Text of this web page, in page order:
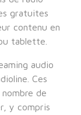
gratuites
contenu en
tablette.
audio
Ces
de
y compris